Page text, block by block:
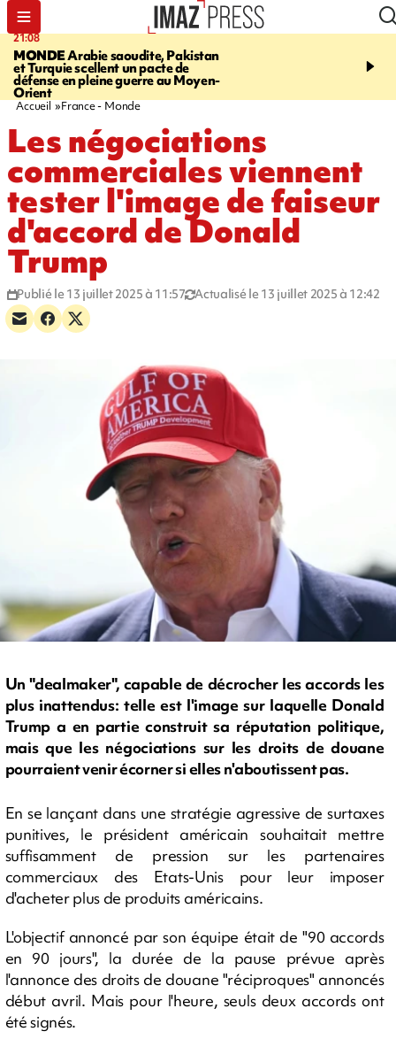
21:08
MONDEArabie saoudite, Pakistan
et Turquie scellent un pacte de
défense en pleine guerre au Moyen-
Orient
08:11
de cartes à
Accueil France - Monde
Les négociations
commerciales viennent
tester l'image de faiseur
d'accord de Donald
Trump
Publié le 13 juillet 2025 à 11:57 Actualisé le 13 juillet 2025 à 12:42
Un "dealmaker", capable de décrocher les accords les
plus inattendus: telle est l'image sur laquelle Donald
Trump a en partie construit sa réputation politique,
mais que les négociations sur les droits de douane
pourraient venir écorner si elles n'aboutissent pas.
En se lançant dans une stratégie agressive de surtaxes
punitives, le président américain souhaitait mettre
suffisamment de pression sur les partenaires
commerciaux des Etats-Unis pour leur imposer
d'acheter plus de produits américains.
L'objectif annoncé par son équipe était de "90 accords
en 90 jours", la durée de la pause prévue après
l'annonce des droits de douane "réciproques" annoncés
début avril. Mais pour l'heure, seuls deux accords ont
été signés.